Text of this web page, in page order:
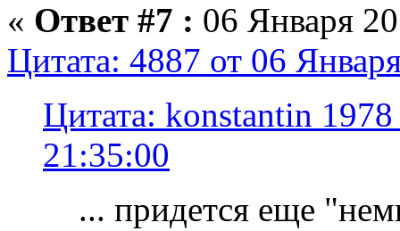
« Ответ #7 : 06 Января
Цитата: 4887 от 06
Цитата: konstantin
21:35:00
... придется еще